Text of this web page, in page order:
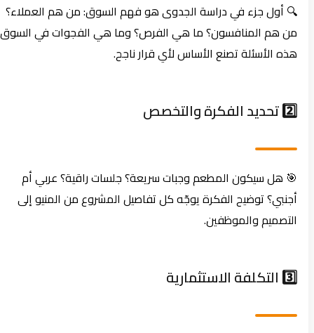
🔍 أول جزء في دراسة الجدوى هو فهم السوق: من هم العملاء؟
من هم المنافسون؟ ما هي الفرص؟ وما هي الفجوات في السوق؟
هذه الأسئلة تصنع الأساس لأي قرار ناجح.
🎯 هل سيكون المطعم وجبات سريعة؟ جلسات راقية؟ عربي أم
أجنبي؟ توضيح الفكرة يوجّه كل تفاصيل المشروع من المنيو إلى
التصميم والموظفين.